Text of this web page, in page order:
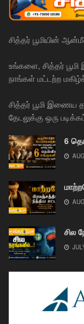
சித்தர் பூமியின்
உங்களை, சித்தர்
நாங்கள் மட்டற்ற
சித்தர் பூமி
தேடலுக்கு ஒரு
6
சில